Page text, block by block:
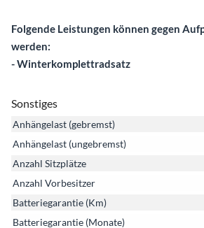
Folgende Leistungen können gegen
werden:
- Winterkomplettradsatz
Sonstiges
Anhängelast (gebremst)
Anhängelast (ungebremst)
Anzahl Sitzplätze
Anzahl Vorbesitzer
Batteriegarantie (Km)
Batteriegarantie (Monate)